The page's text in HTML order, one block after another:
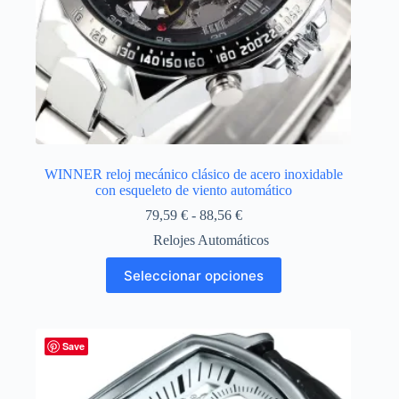
WINNER reloj mecánico clásico de acero inoxidable
con esqueleto de viento automático
79,59 € - 88,56 €Rango
de
precios:
79,59 €
hasta
Relojes Automáticos
Seleccionar opciones
producto
tiene
variantes.
Las
opciones
se
pueden
Save